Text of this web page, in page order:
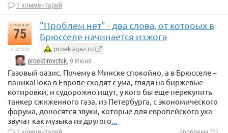
1 комментарий
отметили
75
в архиве
"Проблем нет" - два слова, от которых в
Брюсселе начинается изжога
proekt-gaz.ru
proektirovchik, 9 Июня
Газовый оазис. Почему в Минске спокойно, а в Брюсселе –
паникаПока в Европе сходят с ума, глядя на биржевые
котировки, и судорожно ищут, у кого бы еще перекупить
танкер сжиженного газа, из Петербурга, с экономического
форума, доносятся звуки, которые для европейского уха
звучат как музыка из другого...